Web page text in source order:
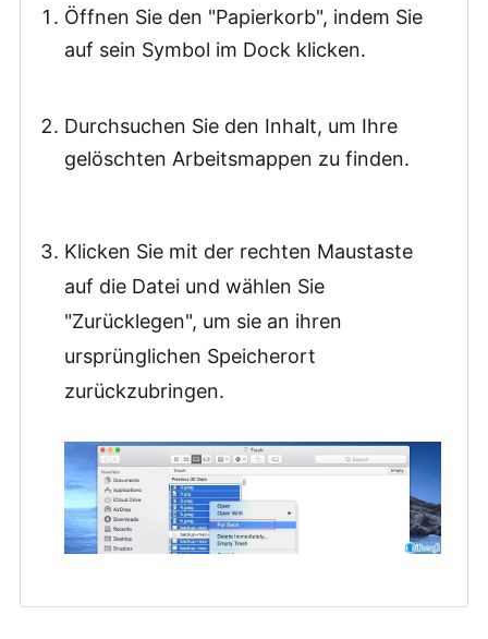
Öffnen Sie den "Papierkorb", indem Sie
auf sein Symbol im Dock klicken.
Durchsuchen Sie den Inhalt, um Ihre
gelöschten Arbeitsmappen zu finden.
Klicken Sie mit der rechten Maustaste
auf die Datei und wählen Sie
"Zurücklegen", um sie an ihren
ursprünglichen Speicherort
zurückzubringen.